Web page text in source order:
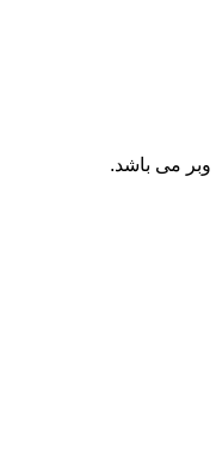
وبر می باشد.